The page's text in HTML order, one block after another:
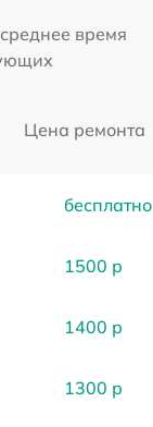
время
Цена ремонта
бесплатно
1500 р
1400 р
1300 р